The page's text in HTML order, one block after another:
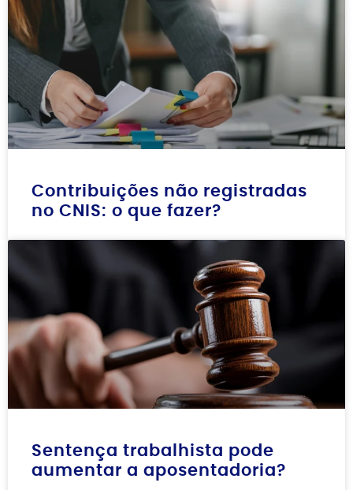
Contribuições não registradas
no CNIS: o que fazer?
Sentença trabalhista pode
aumentar a aposentadoria?